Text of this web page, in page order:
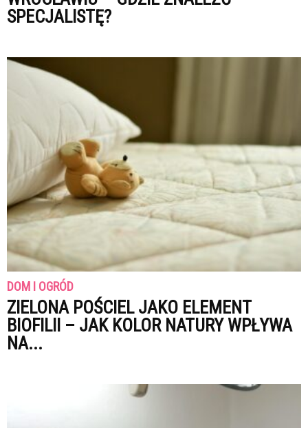
SPECJALISTĘ?
DOM I OGRÓD
ZIELONA POŚCIEL JAKO ELEMENT
BIOFILII – JAK KOLOR NATURY WPŁYWA
NA...